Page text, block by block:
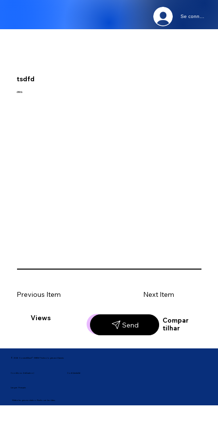
Se connecter
tsdfd
dfsfds
Views
Send
Compar
tilhar
Previous Item Next Item
© 2026 ConnectWave® · MBM Technologies and Games
Conditions d'utilisation |
Langue : Français
Confidentialité
Mettre les gens en relation. Renforcer les idées.